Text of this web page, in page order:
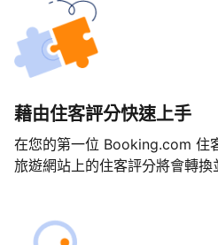
藉由住客評分快速上手
在您的第一位 Booking.com 住
旅遊網站上的住客評分將會轉換